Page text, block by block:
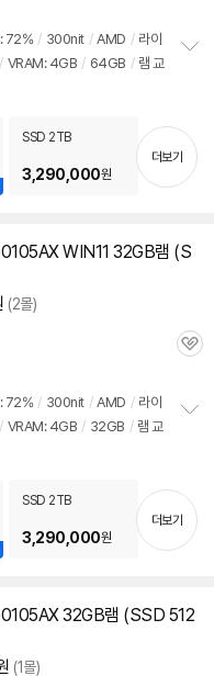
72% / 300nit / AMD / 라이
/ VRAM: 4GB / 64GB / 램 교
기
SSD 2TB
3,290,000원
더보기
WIN11 32GB램 (S
(2몰)
관
72% / 300nit / AMD / 라이
/ VRAM: 4GB / 32GB / 램 교
기
SSD 2TB
3,290,000원
더보기
32GB램 (SSD 512
(1몰)